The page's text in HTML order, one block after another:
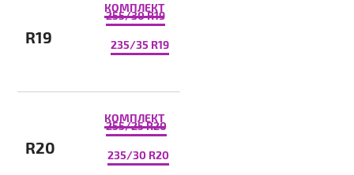
R19
КОМПЛЕКТ
255/30 R19
235/35 R19
R20
КОМПЛЕКТ
255/25 R20
235/30 R20